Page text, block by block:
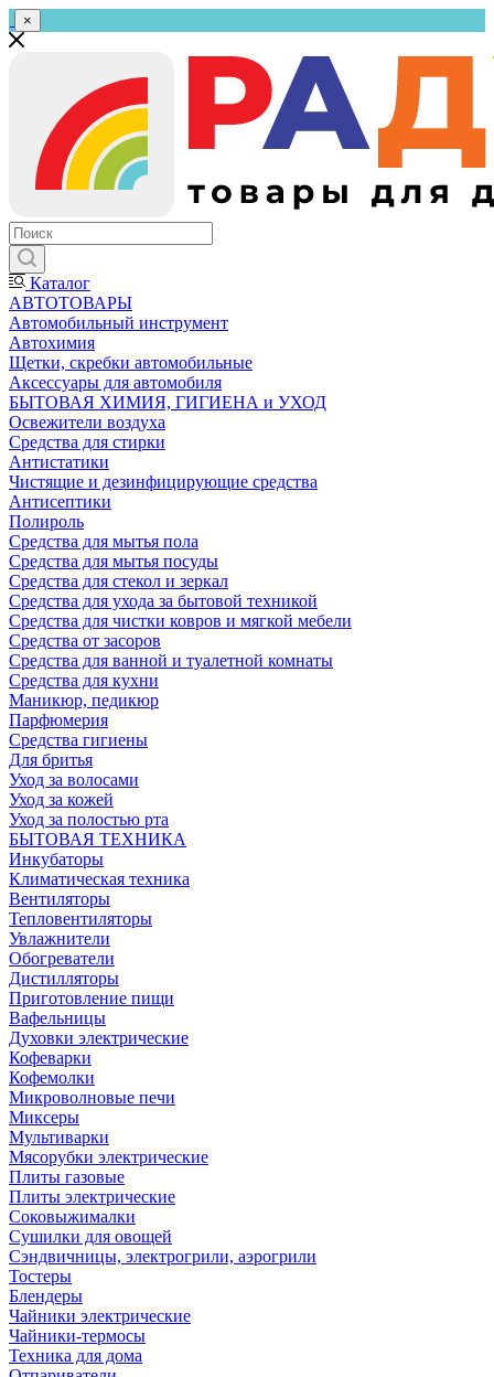
×
Каталог
АВТОТОВАРЫ
Автомобильный инструмент
Автохимия
Щетки, скребки автомобильные
Аксессуары для автомобиля
БЫТОВАЯ ХИМИЯ, ГИГИЕНА и УХОД
Освежители воздуха
Средства для стирки
Антистатики
Чистящие и дезинфицирующие средства
Антисептики
Полироль
Средства для мытья пола
Средства для мытья посуды
Средства для стекол и зеркал
Средства для ухода за бытовой техникой
Средства для чистки ковров и мягкой мебели
Средства от засоров
Средства для ванной и туалетной комнаты
Средства для кухни
Маникюр, педикюр
Парфюмерия
Средства гигиены
Для бритья
Уход за волосами
Уход за кожей
Уход за полостью рта
БЫТОВАЯ ТЕХНИКА
Инкубаторы
Климатическая техника
Вентиляторы
Тепловентиляторы
Увлажнители
Обогреватели
Дистилляторы
Приготовление пищи
Вафельницы
Духовки электрические
Кофеварки
Кофемолки
Микроволновые печи
Миксеры
Мультиварки
Мясорубки электрические
Плиты газовые
Плиты электрические
Соковыжималки
Сушилки для овощей
Сэндвичницы, электрогрили, аэрогрили
Тостеры
Блендеры
Чайники электрические
Чайники-термосы
Техника для дома